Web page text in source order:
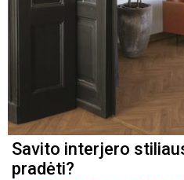
Savito interjero
pradėti?